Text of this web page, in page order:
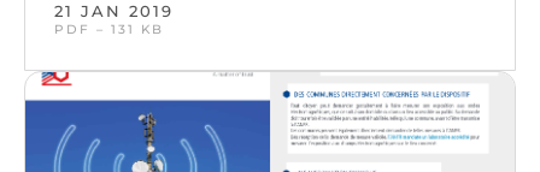
21 JAN 2019
PDF – 131 KB